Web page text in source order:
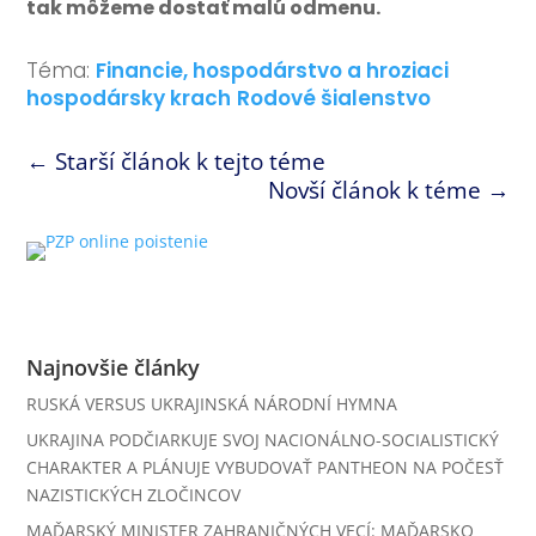
tak môžeme dostať malú odmenu.
Téma: Financie, hospodárstvo a hroziaci
hospodársky krach Rodové šialenstvo
← Starší článok k tejto téme
Novší článok k téme →
Najnovšie články
RUSKÁ VERSUS UKRAJINSKÁ NÁRODNÍ HYMNA
UKRAJINA PODČIARKUJE SVOJ NACIONÁLNO-SOCIALISTICKÝ
CHARAKTER A PLÁNUJE VYBUDOVAŤ PANTHEON NA POČESŤ
NAZISTICKÝCH ZLOČINCOV
MAĎARSKÝ MINISTER ZAHRANIČNÝCH VECÍ: MAĎARSKO